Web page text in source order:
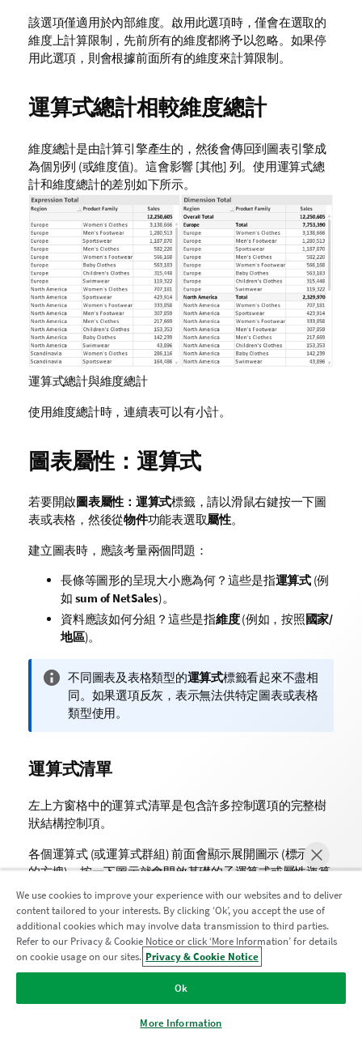
立即聊天
該選項僅適用於內部維度。啟用此選項時，僅會在選取的
維度上計算限制，先前所有的維度都將予以忽略。如果停
用此選項，則會根據前面所有的維度來計算限制。
運算式總計相較維度總計
維度總計是由計算引擎產生的，然後會傳回到圖表引擎成
為個別列 (或維度值)。這會影響 [其他] 列。使用運算式總
計和維度總計的差別如下所示。
運算式總計與維度總計
使用維度總計時，連續表可以有小計。
圖表屬性：運算式
若要開啟圖表屬性：運算式標籤，請以滑鼠右鍵按一下圖
表或表格，然後從物件功能表選取屬性。
建立圖表時，應該考量兩個問題：
長條等圖形的呈現大小應為何？這些是指運算式(例
如 sum of NetSales)。
資料應該如何分組？這些是指維度(例如，按照國家/
地區)。
資
訊
備
不同圖表及表格類型的運算式標籤看起來不盡相
同。如果選項反灰，表示無法供特定圖表或表格
類型使用。
運算式清單
左上方窗格中的運算式清單是包含許多控制選項的完整樹
狀結構控制項。
各個運算式 (或運算式群組) 前面會顯示展開圖示 (標示 '+'
的方塊)。按一下圖示就會開啟基礎的子運算式或屬性運算
式。同時此圖示會變成摺疊圖示 ('
')。某些繪圖選項使用
子運算式，也就是由兩個以上共同定義繪圖符號 (例如下述
的股票或盒狀圖) 的一組運算式。
透過屬性運算式也可以動態設定運算式資料的格式。按一
下任一運算式前的展開圖示，可顯示維度屬性運算式的預
加入分析現代化計畫
透過分析現代化程式進行現代化而不犧牲寶貴的 QlikView 應用
程式。
We use cookies to improve your experience with our websites and to deliver
content tailored to your interests. By clicking ‘Ok’, you accept the use of
additional cookies which may involve data transmission to third parties.
Refer to our Privacy & Cookie Notice or click ‘More Information’ for details
on cookie usage on our sites. Privacy & Cookie Notice
Ok
More Information